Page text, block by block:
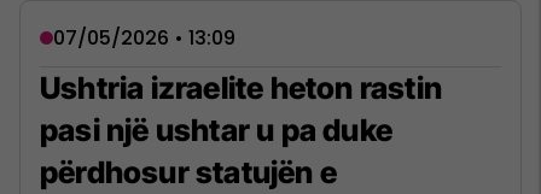
07/05/2026 • 13:09
Ushtria izraelite heton rastin
pasi një ushtar u pa duke
përdhosur statujën e